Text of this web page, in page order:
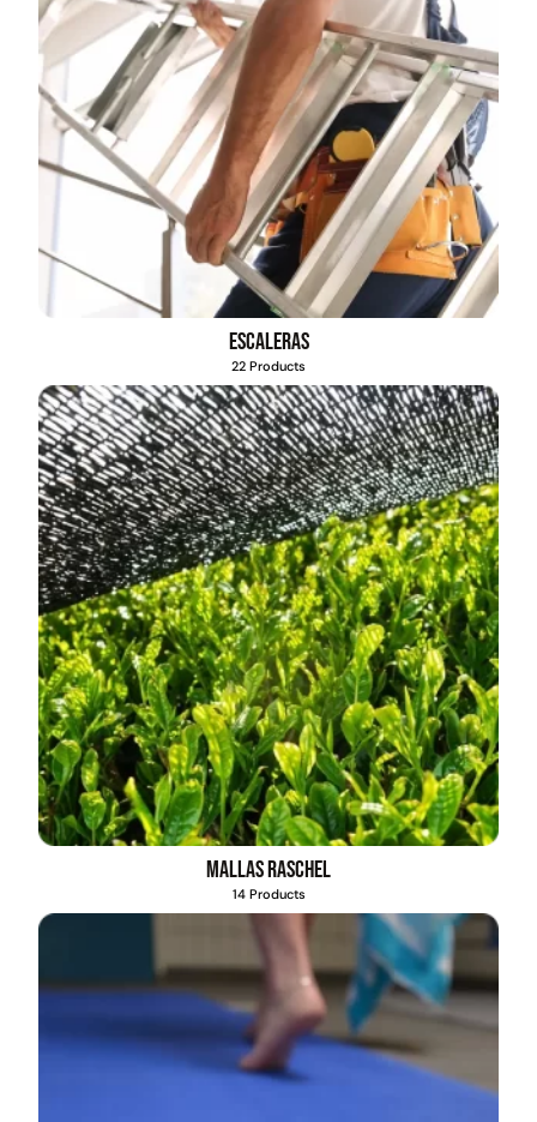
Escaleras
22 Products
Mallas Raschel
14 Products